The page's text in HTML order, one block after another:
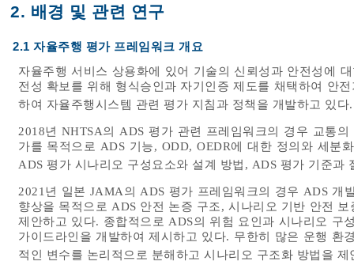
2. 배경 및 관련 연구
2.1 자율주행 평가 프레임워크 개요
자율주행 서비스 상용화에 있어 기술의 신뢰성과 안전성에
전성 확보를 위해 형식승인과 자기인증 제도를 채택하여 안
하여 자율주행시스템 관련 평가 지침과 정책을 개발하고 있다.
2018년 NHTSA의 ADS 평가 관련 프레임워크의 경우 교통
가를 목적으로 ADS 기능, ODD, OEDR에 대한 정의와 세분
ADS 평가 시나리오 구성요소와 설계 방법, ADS 평가 기준
2021년 일본 JAMA의 ADS 평가 프레임워크의 경우 ADS 개
향상을 목적으로 ADS 안전 논증 구조, 시나리오 기반 안전
제안하고 있다. 종합적으로 ADS의 위험 요인과 시나리오 구
가이드라인을 개발하여 제시하고 있다. 무한히 많은 운행
적인 변수를 논리적으로 분해하고 시나리오 구조화 방법을 제